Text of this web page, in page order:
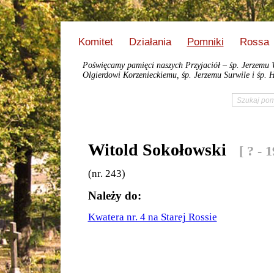
Komitet Działania Pomniki Rossa
Poświęcamy pamięci naszych Przyjaciół – śp.
Olgierdowi Korzenieckiemu, śp. Jerzemu Surwile i śp.
Witold Sokołowski [ ? -
(nr. 243)
Należy do:
Kwatera nr. 4 na Starej Rossie